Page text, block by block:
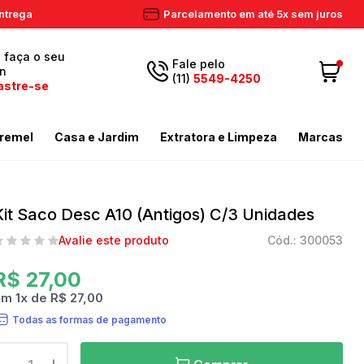
Parcelamento em até 5x sem juros
faça o seu
se
pedidos
Fale pelo
(11) 5549-4250
contato@eletronservice.com.br
atendimento
Seg a sex. das
e Circulador
de Ar
Casa e Jardim
de Cerca Viva
Extratora e Limpeza
Limpador a Vapor
Acessórios Limpeza
Acessórios Varredeiras
Mop de Limpeza
Marcas
Saco Desc A10 (Antigos) C/3 Unidades
Avalie este produto Cód.: 300053
27,00
1x de R$ 27,00
Todas as formas de pagamento